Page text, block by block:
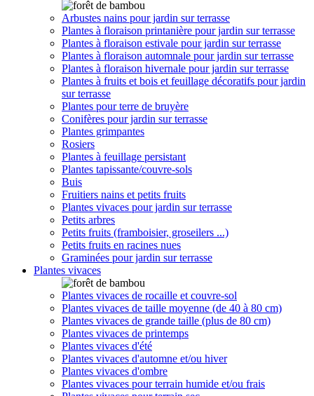
Arbustes nains pour jardin sur terrasse
Plantes à floraison printanière pour jardin sur terrasse
Plantes à floraison estivale pour jardin sur terrasse
Plantes à floraison automnale pour jardin sur terrasse
Plantes à floraison hivernale pour jardin sur terrasse
Plantes à fruits et bois et feuillage décoratifs pour jardin
sur terrasse
Plantes pour terre de bruyère
Conifères pour jardin sur terrasse
Plantes grimpantes
Rosiers
Plantes à feuillage persistant
Plantes tapissante/couvre-sols
Buis
Fruitiers nains et petits fruits
Plantes vivaces pour jardin sur terrasse
Petits arbres
Petits fruits (framboisier, groseilers ...)
Petits fruits en racines nues
Graminées pour jardin sur terrasse
Plantes vivaces
Plantes vivaces de rocaille et couvre-sol
Plantes vivaces de taille moyenne (de 40 à 80 cm)
Plantes vivaces de grande taille (plus de 80 cm)
Plantes vivaces de printemps
Plantes vivaces d'été
Plantes vivaces d'automne et/ou hiver
Plantes vivaces d'ombre
Plantes vivaces pour terrain humide et/ou frais